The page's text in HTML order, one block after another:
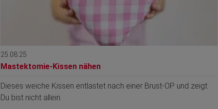
25.08.25
Mastektomie-Kissen nähen
Dieses weiche Kissen entlastet nach einer Brust-OP und zeigt:
Du bist nicht allein.